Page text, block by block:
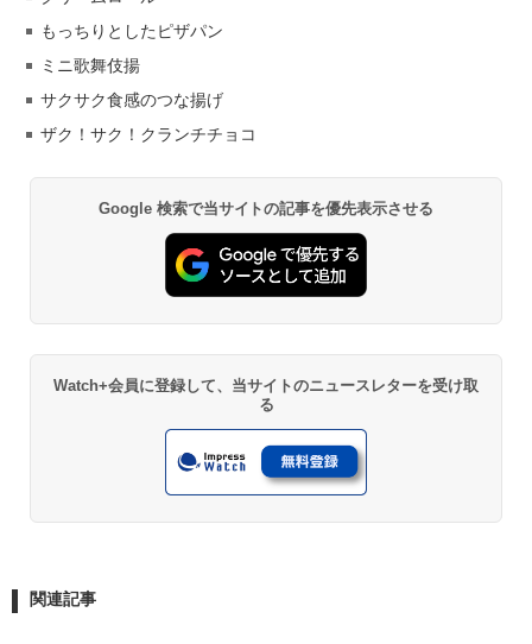
もっちりとしたピザパン
ミニ歌舞伎揚
サクサク食感のつな揚げ
ザク！サク！クランチチョコ
Google 検索で当サイトの記事を優先表示させる
Watch+会員に登録して、当サイトのニュースレターを受け取
る
関連記事